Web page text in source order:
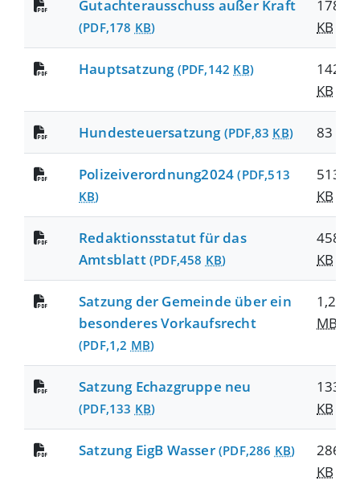
Gutachterausschuss außer Kraft
(PDF,178 KB)
178
KB
Hauptsatzung (PDF,142 KB)
142
KB
Hundesteuersatzung (PDF,83 KB) 83
Polizeiverordnung2024(PDF,513
KB)
513
KB
Redaktionsstatut für das
Amtsblatt (PDF,458 KB)
458
KB
Satzung der Gemeinde über ein
besonderes Vorkaufsrecht
(PDF,1,2 MB)
1,2
MB
Satzung Echazgruppe neu
(PDF,133 KB)
133
KB
Satzung EigB Wasser (PDF,286 KB)
286
KB